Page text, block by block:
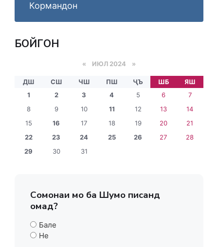
Кормандон
БОЙГОНӢ
« ИЮЛ 2024 »
ДШ СШ ЧШ ПШ ҶЪ ШБ
ЯШ
1
2 3 4 5 6
7
8
9 10 11 12 13
14
15
16 17 18 19 20
21
22
23 24 25 26 27
28
29
30 31
Сомонаи мо ба Шумо писанд
омад?
Бале
Не